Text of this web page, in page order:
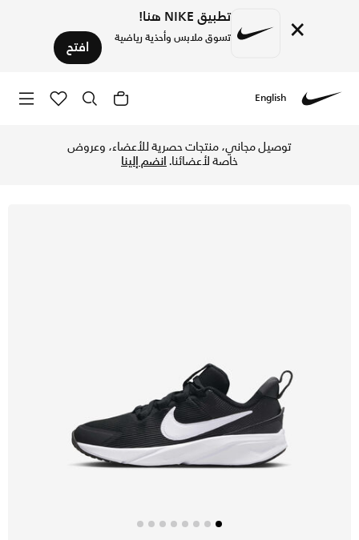
× تطبيق NIKE هنا!
تسوق ملابس وأحذية رياضية افتح
English
توصيل مجاني، منتجات حصرية للأعضاء، وعروض
خاصة لأعضائنا.انضم إلينا